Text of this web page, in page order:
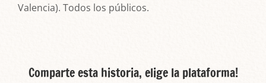
Valencia). Todos los públicos.
Comparte esta historia, elige la plataforma!